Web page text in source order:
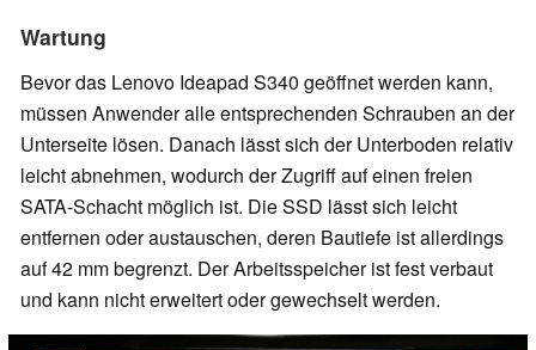
Wartung
Bevor das Lenovo Ideapad S340 geöffnet werden kann,
müssen Anwender alle entsprechenden Schrauben an der
Unterseite lösen. Danach lässt sich der Unterboden relativ
leicht abnehmen, wodurch der Zugriff auf einen freien
SATA-Schacht möglich ist. Die SSD lässt sich leicht
entfernen oder austauschen, deren Bautiefe ist allerdings
auf 42 mm begrenzt. Der Arbeitsspeicher ist fest verbaut
und kann nicht erweitert oder gewechselt werden.